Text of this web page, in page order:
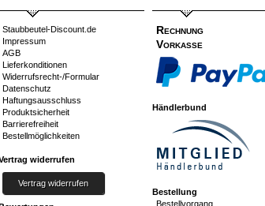
Staubbeutel-Discount.de
Impressum
AGB
Lieferkonditionen
Widerrufsrecht-/Formular
Datenschutz
Haftungsausschluss
Produktsicherheit
Barrierefreiheit
Bestellmöglichkeiten
widerrufen
Vertrag widerrufen
Rechnung
Vorkasse
Händlerbund
Bestellung
Bestellvorgang